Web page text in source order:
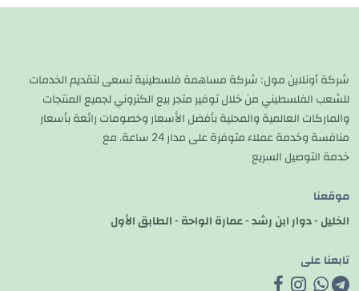
شركة أونلاين مول: شركة مساهمة فلسطينية تسعى لتقديم الخدمات
للشعب الفلسطيني من خلال توفير متجر بيع الكتروني لجميع المنتجات
والماركات العالمية والمحلية بأفضل الأسعار وخصومات رائعة بأسعار
منافسة وخدمة عملاء متوفرة على مدار 24 ساعة. مع
خدمة التوصيل السريع
موقعنا
الخليل - دوار ابن رشد - عمارة الواحة - الطابق الأول
تابعنا على